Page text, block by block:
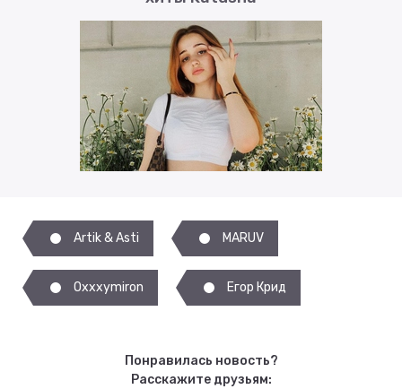
Artik & Asti MARUV
Oxxxymiron Егор Крид
Понравилась новость?
Расскажите друзьям: